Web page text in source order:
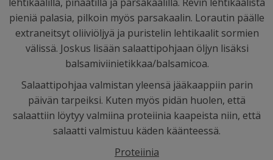
pieniä palasia, pilkoin myös parsakaalin. Lorautin päälle
extraneitsyt oliiviöljyä ja puristelin lehtikaalit sormien
välissä. Joskus lisään salaattipohjaan öljyn lisäksi
balsamiviinietikkaa/balsamicoa.
Salaattipohjaa valmistan yleensä jääkaappiin parin
päivän tarpeiksi. Kuten myös pidän huolen, että
salaattiin löytyy valmiina proteiinia kaapeista niin, että
salaatti valmistuu käden käänteessä.
Proteiinia